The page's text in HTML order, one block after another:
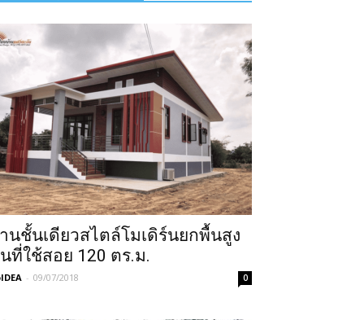
นชั้นเดียวสไตล์โมเดิร์นยกพื้นสูง
ที่ใช้สอย 120 ตร.ม.
- 09/07/2018 0